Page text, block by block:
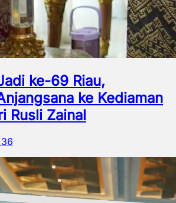
ke-69 Riau,
ke Kediaman
Rusli Zainal